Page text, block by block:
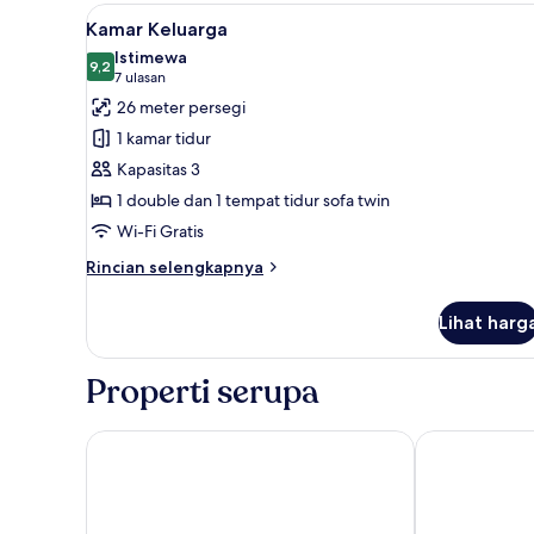
Lihat
semua
foto
untuk
Kamar
Keluarga
Kamar Keluarga | 1 kamar
5
Kamar Keluarga
9,29,2 dari 10
Istimewa
7 ulasan
(7
ulasan)
26 meter persegi
1 kamar tidur
Kapasitas 3
1 double dan 1 tempat tidur sofa twin
Wi-Fi Gratis
Rincian selengkapnya
Rincian
Kamar
Lihat
Properti serupa
Lansdowne House with Private Car parkLlandudno